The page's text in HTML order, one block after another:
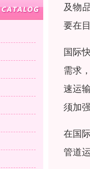
及物
要在
国际
需求
速运
须加
在国
管道